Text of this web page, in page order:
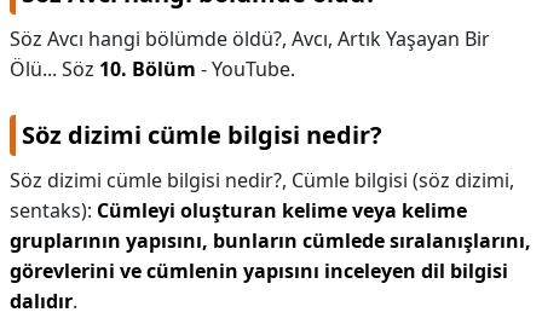
Söz Avcı hangi bölümde öldü?, Avcı, Artık Yaşayan Bir
Ölü... Söz 10. Bölüm - YouTube.
Söz dizimi cümle bilgisi nedir?
Söz dizimi cümle bilgisi nedir?, Cümle bilgisi (söz dizimi,
sentaks): Cümleyi oluşturan kelime veya kelime
gruplarının yapısını, bunların cümlede sıralanışlarını,
görevlerini ve cümlenin yapısını inceleyen dil bilgisi
dalıdır.